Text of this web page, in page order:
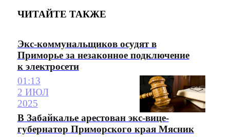
ЧИТАЙТЕ ТАКЖЕ
Экс-коммунальщиков осудят в
Приморье за незаконное подключение
к электросети
01:13
2 ИЮЛ
2025
В Забайкалье арестован экс-вице-
губернатор Приморского края Мясник